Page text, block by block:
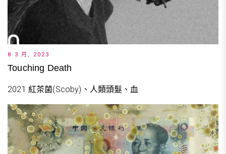
8 3 月, 2023
Touching Death
2021 紅茶菌(Scoby)、人類頭髮、血